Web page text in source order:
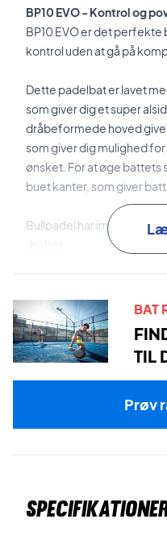
BP10 EVO - Kontrol og
BP10 EVO er det perfekte
kontrol uden at gå på
Dette padelbat er lavet
som giver dig et super
dråbeformede hoved
som giver dig mulighed
ønsket. For at øge battets
buet kanter, som giver
Bullpadel har
følelse af, at du kan stolle
gode
Streinforce Control
stivhed som hjælper dig
reducere battets vægt.
mindsker vibrationer samt
Med dette Bullpadel padel
BAT
TIL
Prøv